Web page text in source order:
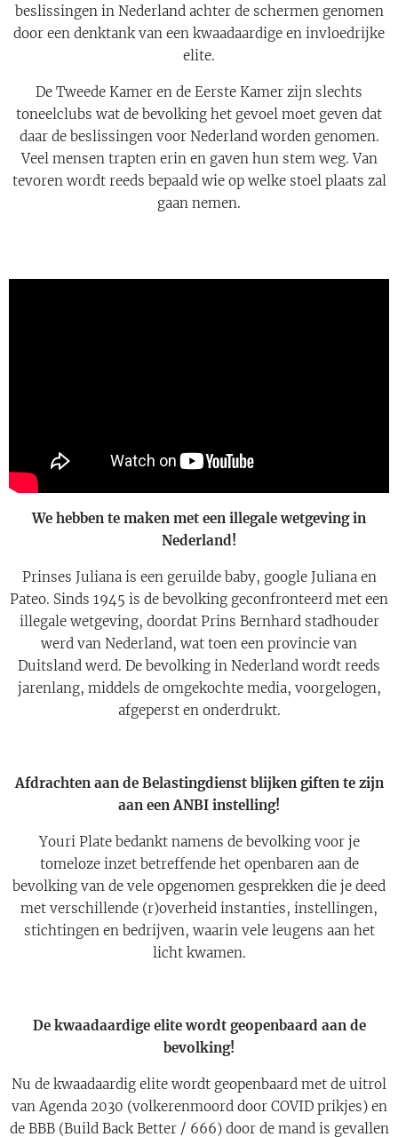
beslissingen in Nederland achter de schermen genomen
door een denktank van een kwaadaardige en invloedrijke
elite.
De Tweede Kamer en de Eerste Kamer zijn slechts
toneelclubs wat de bevolking het gevoel moet geven dat
daar de beslissingen voor Nederland worden genomen.
Veel mensen trapten erin en gaven hun stem weg. Van
tevoren wordt reeds bepaald wie op welke stoel plaats zal
gaan nemen.
We hebben te maken met een illegale wetgeving in
Nederland!
Prinses Juliana is een geruilde baby, google Juliana en
Pateo. Sinds 1945 is de bevolking geconfronteerd met een
illegale wetgeving, doordat Prins Bernhard stadhouder
werd van Nederland, wat toen een provincie van
Duitsland werd. De bevolking in Nederland wordt reeds
jarenlang, middels de omgekochte media, voorgelogen,
afgeperst en onderdrukt.
Afdrachten aan de Belastingdienst blijken giften te zijn
aan een ANBI instelling!
Youri Plate bedankt namens de bevolking voor je
tomeloze inzet betreffende het openbaren aan de
bevolking van de vele opgenomen gesprekken die je deed
met verschillende (r)overheid instanties, instellingen,
stichtingen en bedrijven, waarin vele leugens aan het
licht kwamen.
De kwaadaardige elite wordt geopenbaard aan de
bevolking!
Nu de kwaadaardig elite wordt geopenbaard met de uitrol
van Agenda 2030 (volkerenmoord door COVID prikjes) en
de BBB (Build Back Better / 666) door de mand is gevallen